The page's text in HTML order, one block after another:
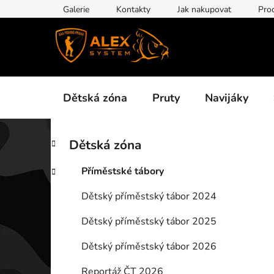
na
Galerie Kontakty Jak nakupovat
Dětská zóna Pruty Navijáky
P
s
t
í
Přeskočit
kategorie
K
a
e
Dětská zóna
Příměstské tábory
Dětský příměstský tábor 2024
Dětský příměstský tábor 2025
Dětský příměstský tábor 2026